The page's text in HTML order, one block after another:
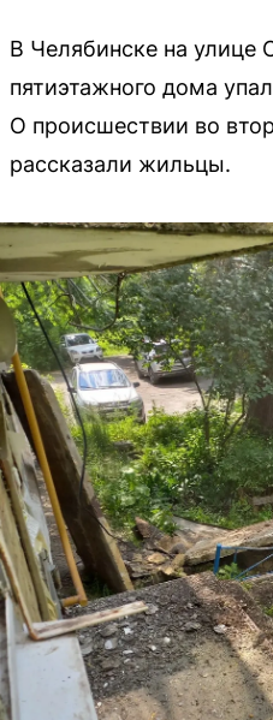
В Челябинске на
пятиэтажного дома
О происшествии во
рассказали жильцы.